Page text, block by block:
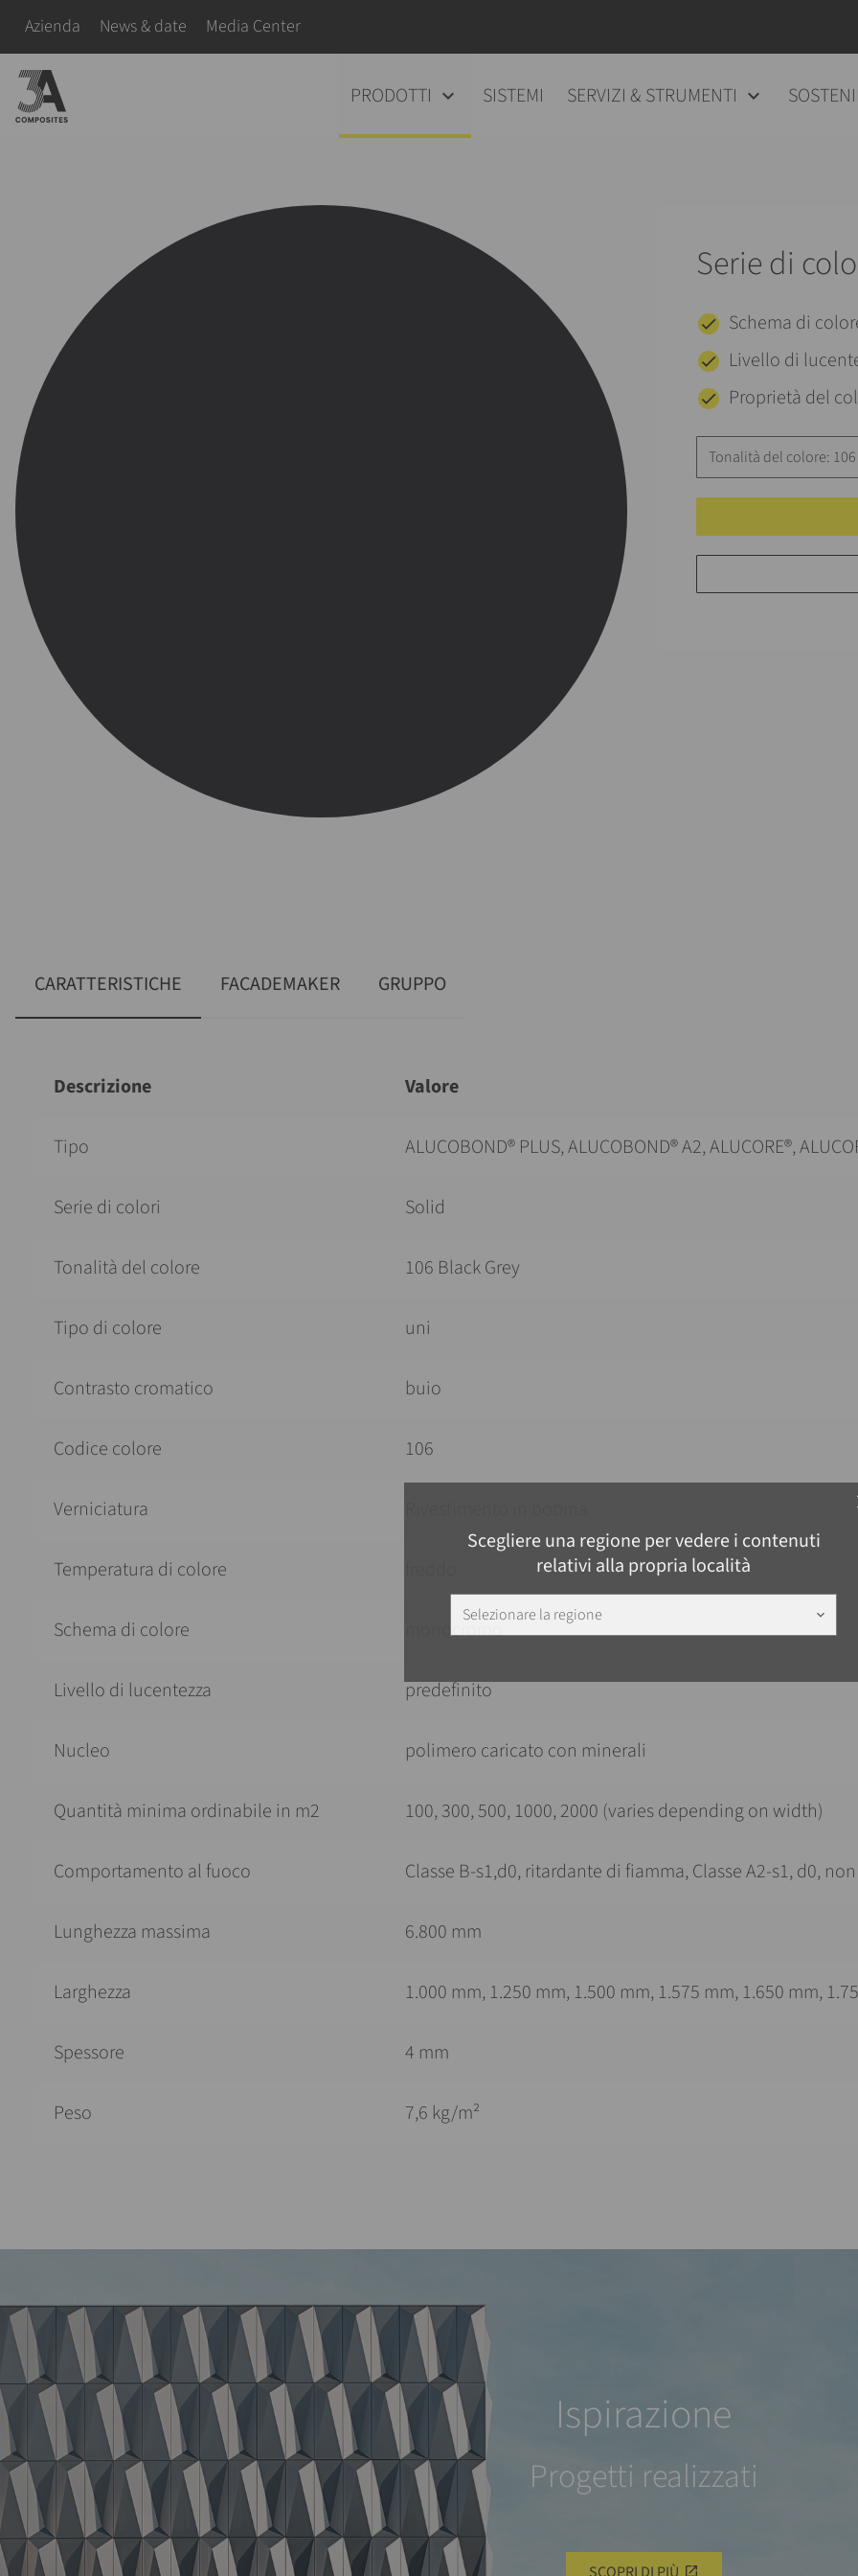
Salta la navigazione
Azienda News & date Media Center
PRODOTTI SISTEMI SERVIZI & STRUMENTI
ricerca
Scegliere una regione per vedere i contenuti
relativi alla propria località
Selezionare la regione keyboard_arrow_down
Serie di
Schema di
Livello di
Proprietà del
Tonalità del colore: 106
CARATTERISTICHE FACADEMAKER GRUPPO
Descrizione Valore
Tipo ALUCOBOND® PLUS, ALUCOBOND® A2, ALUCORE®,
Serie di colori Solid
Tonalità del colore 106 Black Grey
Tipo di colore uni
Contrasto cromatico buio
Codice colore 106
Verniciatura
Temperatura di colore
Schema di colore monocromo
Livello di lucentezza predefinito
Nucleo polimero caricato con minerali
Quantità minima ordinabile in m2 100, 300, 500, 1000, 2000 (varies depending on width)
Comportamento al fuoco Classe B-s1,d0, ritardante di fiamma, Classe A2-s1, d0,
Lunghezza massima 6.800 mm
Larghezza 1.000 mm, 1.250 mm, 1.500 mm, 1.575 mm, 1.650 mm,
Spessore 4 mm
Peso 7,6 kg/m²
Ispirazione
Progetti realizzati